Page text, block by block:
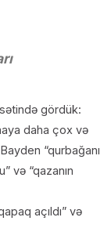
gördük:
daha çox və
“qurbağanı
və “qazanın
açıldı” və